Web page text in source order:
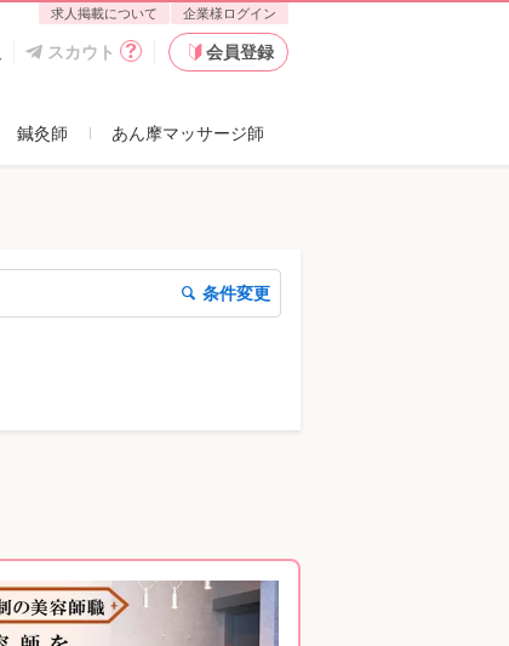
求人掲載について 企業様ログイン
スカウト 会員登録
鍼灸師 あん摩マッサージ師
条件変更